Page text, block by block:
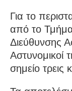
Για το
από το
Διεύθυνσης
Αστυνομικοί
σημείο τρεις